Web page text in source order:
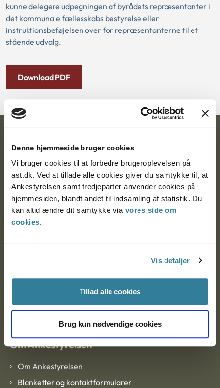
Denne hjemmeside bruger cookies
Vi bruger cookies til at forbedre brugeroplevelsen på
ast.dk. Ved at tillade alle cookies giver du samtykke til, at
Ankestyrelsen samt tredjeparter anvender cookies på
hjemmesiden, blandt andet til indsamling af statistik. Du
kan altid ændre dit samtykke via vores side om
cookies.
Vis detaljer
Tillad alle cookies
Brug kun nødvendige cookies
kunne delegere udpegningen af byrådets repræsentanter i
det kommunale fællesskabs bestyrelse eller
instruktionsbeføjelsen over for repræsentanterne til et
stående udvalg.
Download PDF
Nytorv 7, 2. sal
9000 Aalborg
Ankestyrelsen Aalborg
EAN: 57 98 000 35 48 21
CVR: 1007 4002
Om Ankestyrelsen
Om Ankestyrelsen
Blanketter og kontaktformularer